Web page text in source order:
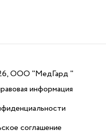
ООО "МедГард "
информация
соглашение